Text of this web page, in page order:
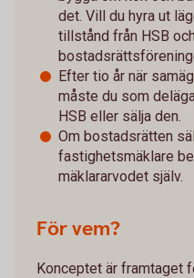
det. Vill du hyra ut
tillstånd från HSB
Efter tio år när
måste du som
HSB eller sälja den.
Om bostadsrätten
fastighetsmäklare
mäklararvodet själv.
För vem?
Konceptet är framtaget